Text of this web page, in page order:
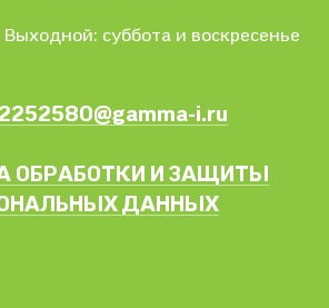
Выходной: суббота и воскресенье
2252580@gamma-i.ru
ОБРАБОТКИ И ЗАЩИТЫ
ДАННЫХ